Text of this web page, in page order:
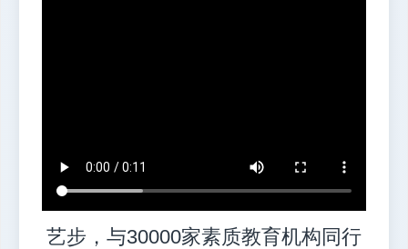
艺步，与30000家素质教育机构同行